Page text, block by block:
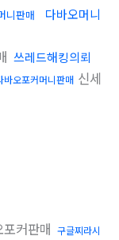
니판매
다바오머니
쓰레드해킹의뢰
바오포커머니판매 신세
커판매 구글찌라시